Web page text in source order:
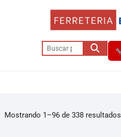
Mostrando 1–96 de 338 resultados